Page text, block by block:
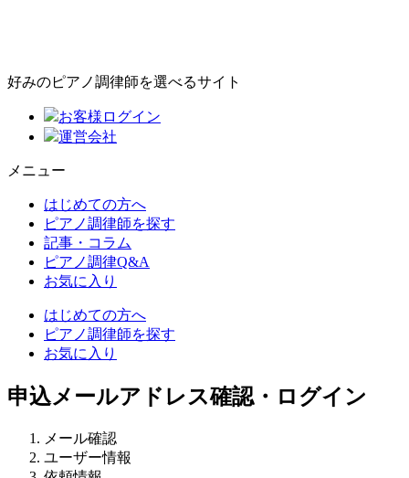
好みのピアノ調律師を選べるサイト
お客様ログイン
運営会社
メニュー
はじめての方へ
ピアノ調律師を探す
記事・コラム
ピアノ調律Q&A
お気に入り
はじめての方へ
ピアノ調律師を探す
お気に入り
申込メールアドレス確認・ログイン
メール確認
ユーザー情報